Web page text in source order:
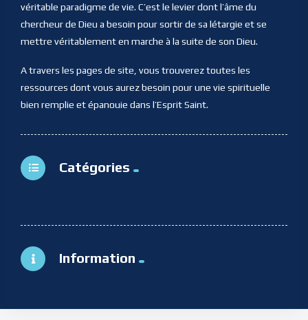
véritable paradigme de vie. C’est le levier dont l’âme du
chercheur de Dieu a besoin pour sortir de sa létargie et se
mettre véritablement en marche à la suite de son Dieu.
A travers les pages de site, vous trouverez toutes les
ressources dont vous aurez besoin pour une vie spirituelle
bien remplie et épanouie dans l’Esprit Saint.
Catégories
Information